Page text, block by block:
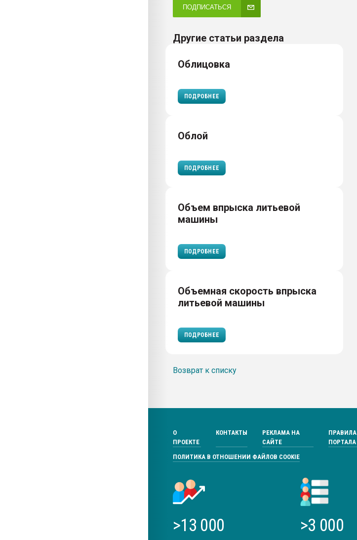
ПОДПИСАТЬСЯ
Другие статьи раздела
Облицовка
ПОДРОБНЕЕ
Облой
ПОДРОБНЕЕ
Объем впрыска литьевой
машины
ПОДРОБНЕЕ
Объемная скорость впрыска
литьевой машины
ПОДРОБНЕЕ
Возврат к списку
О
ПРОЕКТЕ
КОНТАКТЫ
РЕКЛАМА НА
САЙТЕ
ПРАВИЛА
ПОРТАЛА
ПОЛИТИКА В ОТНОШЕНИИ ФАЙЛОВ COOKIE
>13 000 >3 000